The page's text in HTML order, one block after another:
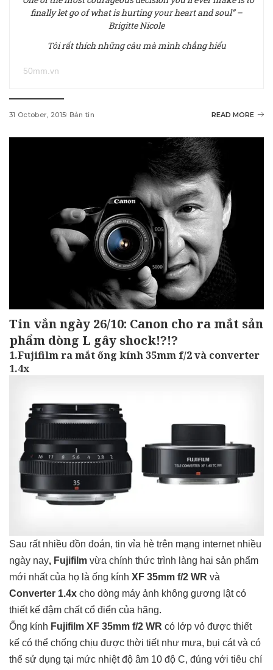
finally let go of what is hurting your heart and soul” –
Brigitte Nicole
Tôi rất thích những câu mà mình chẳng hiểu
50mm.vn
31 October, 2015 Bản tin READ MORE
Tin vắn ngày 26/10: Canon cho ra mắt sản
phẩm dòng L gây shock!?!?
1.Fujifilm ra mắt ống kính 35mm f/2 và converter
1.4x
Sau rất nhiều đồn đoán, tin vỉa hè trên mạng internet nhiều
ngày nay, Fujifilm vừa chính thức trình làng hai sản phẩm
mới nhất của họ là ống kính XF 35mm f/2 WR và
Converter 1.4x cho dòng máy ảnh không gương lật có
thiết kế đậm chất cổ điển của hãng.
Ống kính Fujifilm XF 35mm f/2 WR có lớp vỏ được thiết
kế có thể chống chịu được thời tiết như mưa, bụi cát và có
thể sử dụng tại mức nhiệt độ âm 10 độ C, đúng với tiêu chí